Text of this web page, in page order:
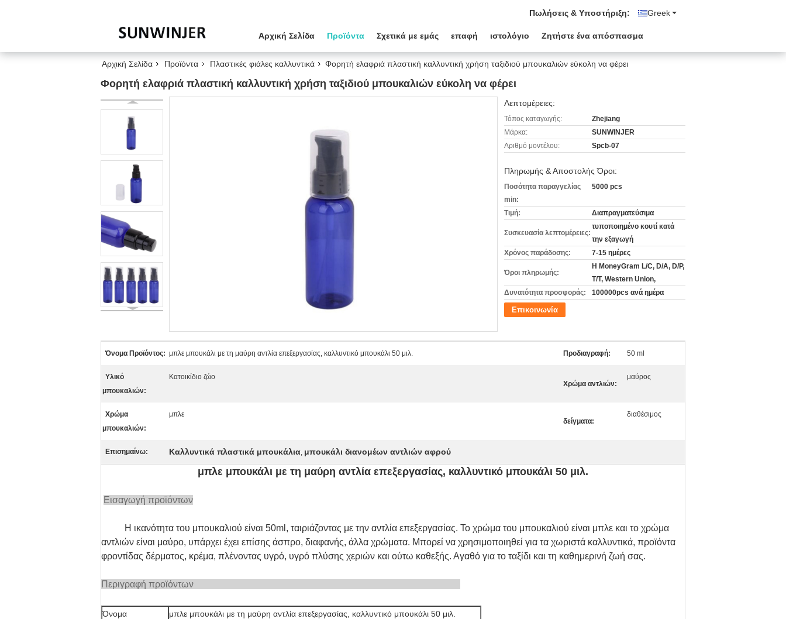
Greek
Πωλήσεις & Υποστήριξη:
Αρχική Σελίδα Προϊόντα Σχετικά με εμάς επαφή ιστολόγιο Ζητήστε ένα απόσπασμα
Αρχική Σελίδα Προϊόντα Πλαστικές φιάλες καλλυντικά Φορητή ελαφριά πλαστική καλλυντική χρήση ταξιδιού μπουκαλιών εύκολη να φέρει
Φορητή ελαφριά πλαστική καλλυντική χρήση ταξιδιού μπουκαλιών εύκολη να φέρει
Λεπτομέρειες:
Τόπος καταγωγής:
Zhejiang
Μάρκα:
SUNWINJER
Αριθμό μοντέλου:
Spcb-07
Πληρωμής & Αποστολής Όροι:
Ποσότητα παραγγελίας
min:
5000 pcs
Τιμή: Διαπραγματεύσιμα
Συσκευασία λεπτομέρειες:
τυποποιημένο κουτί κατά
την εξαγωγή
Χρόνος παράδοσης:
7-15 ημέρες
Όροι πληρωμής:
Η MoneyGram L/C, D/A, D/P,
T/T, Western Union,
Δυνατότητα προσφοράς:
100000pcs ανά ημέρα
Επικοινωνία
Όνομα Προϊόντος: μπλε μπουκάλι με τη μαύρη αντλία επεξεργασίας, καλλυντικό μπουκάλι 50 μιλ. Προδιαγραφή: 50 ml
Υλικό
μπουκαλιών:
Κατοικίδιο ζώο
Χρώμα αντλιών:
μαύρος
Χρώμα
μπουκαλιών:
μπλε
δείγματα:
διαθέσιμος
Επισημαίνω: Καλλυντικά πλαστικά μπουκάλια, μπουκάλι διανομέων αντλιών αφρού
μπλε μπουκάλι με τη μαύρη αντλία επεξεργασίας, καλλυντικό μπουκάλι 50 μιλ.
Εισαγωγή προϊόντων
Η ικανότητα του μπουκαλιού είναι 50ml, ταιριάζοντας με την αντλία επεξεργασίας. Το χρώμα του μπουκαλιού είναι μπλε και το χρώμα
αντλιών είναι μαύρο, υπάρχει έχει επίσης άσπρο, διαφανής, άλλα χρώματα. Μπορεί να χρησιμοποιηθεί για τα χωριστά καλλυντικά, προϊόντα
φροντίδας δέρματος, κρέμα, πλένοντας υγρό, υγρό πλύσης χεριών και ούτω καθεξής. Αγαθό για το ταξίδι και τη καθημερινή ζωή σας.
Περιγραφή προϊόντων
Όνομα
μπλε μπουκάλι με τη μαύρη αντλία επεξεργασίας, καλλυντικό μπουκάλι 50 μιλ.